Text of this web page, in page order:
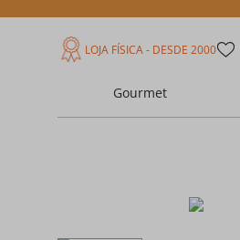
LOJA FÍSICA - DESDE 2000
Gourmet